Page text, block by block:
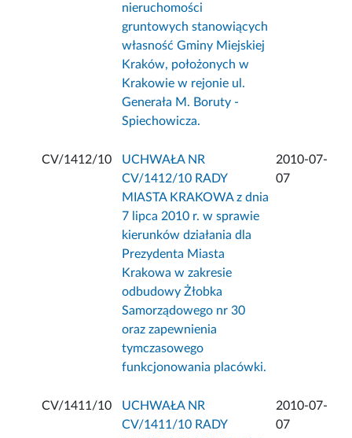
nieruchomości
gruntowych stanowiących
własność Gminy Miejskiej
Kraków, położonych w
Krakowie w rejonie ul.
Generała M. Boruty -
Spiechowicza.
CV/1412/10
UCHWAŁA NR
CV/1412/10 RADY
MIASTA KRAKOWA z dnia
7 lipca 2010 r. w sprawie
kierunków działania dla
Prezydenta Miasta
Krakowa w zakresie
odbudowy Żłobka
Samorządowego nr 30
oraz zapewnienia
tymczasowego
funkcjonowania placówki.
2010-07-
07
CV/1411/10
UCHWAŁA NR
CV/1411/10 RADY
2010-07-
07